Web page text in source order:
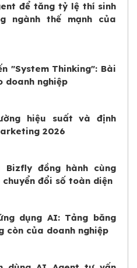
để tăng tỷ lệ thí sinh
ngành thế mạnh của
"System Thinking": Bài
doanh nghiệp
hiệu suất và định
2026
đồng hành cùng
đổi số toàn diện
dụng AI: Tảng băng
còn của doanh nghiệp